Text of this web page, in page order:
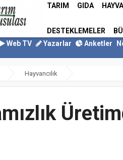
TARIM GIDA
DESTEKLEMELER
Web TV Yazarlar Anketler
Hayvancılık